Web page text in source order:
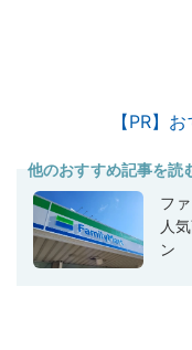
【PR】
他のおすすめ記事を読
フ
人
ン